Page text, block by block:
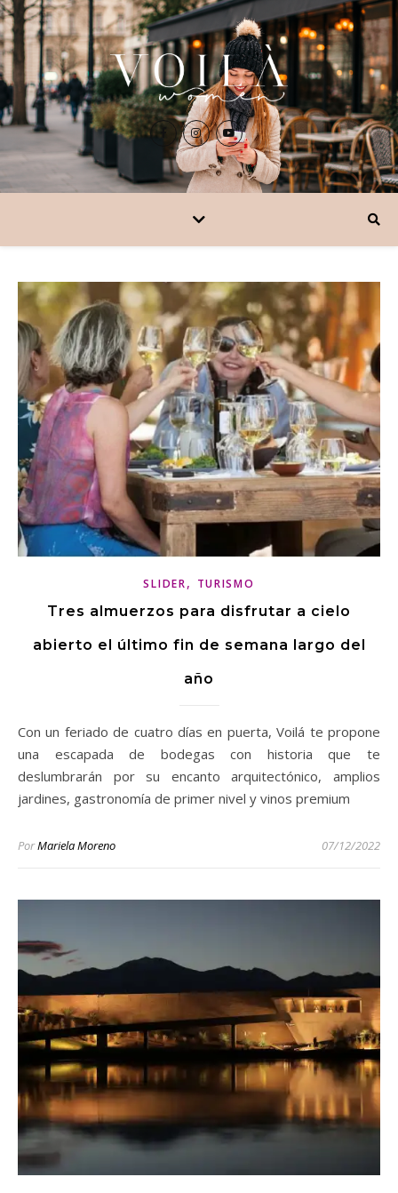
SLIDER, TURISMO
Tres almuerzos para disfrutar a cielo
abierto el último fin de semana largo del
año
Con un feriado de cuatro días en puerta, Voilá te propone
una escapada de bodegas con historia que te
deslumbrarán por su encanto arquitectónico, amplios
jardines, gastronomía de primer nivel y vinos premium
PorMariela Moreno 07/12/2022